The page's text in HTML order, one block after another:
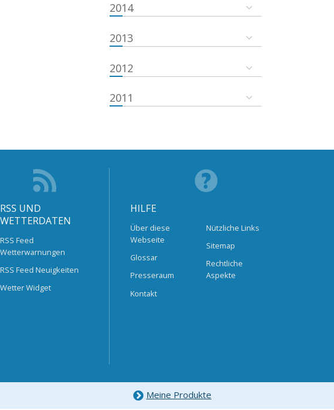
2014
2013
2012
2011
RSS UND
WETTERDATEN
RSS Feed
Wetterwarnungen
RSS Feed Neuigkeiten
Wetter Widget
HILFE
Über diese
Webseite
Glossar
Presseraum
Kontakt
Nützliche Links
Sitemap
Rechtliche
Aspekte
Meine Produkte